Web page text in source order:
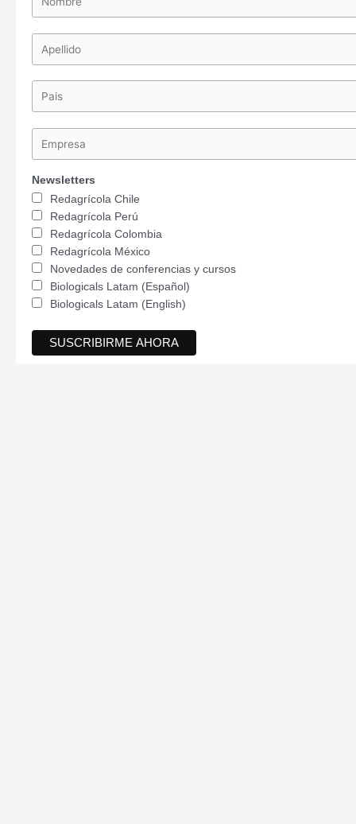
Newsletters
Redagrícola Chile
Redagrícola Perú
Redagrícola Colombia
Redagrícola México
Novedades de conferencias y cursos
Biologicals Latam (Español)
Biologicals Latam (English)